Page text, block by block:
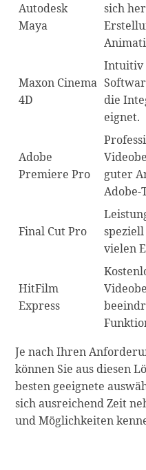
Autodesk
Maya
sich
Maxon Cinema
4D
Intuitiv
die
eignet.
Adobe
Premiere Pro
guter
Adobe-
Final Cut Pro
vielen
HitFilm
Express
Je nach Ihren
können Sie aus diesen
besten geeignete
sich ausreichend Zeit
und Möglichkeiten